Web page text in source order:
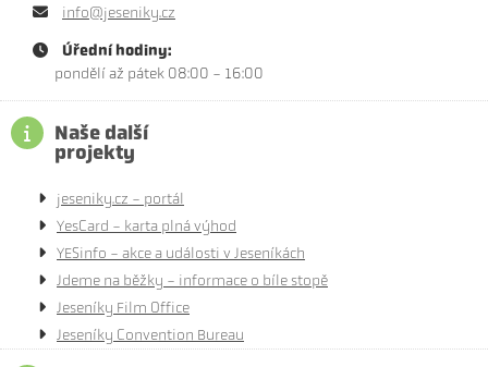
info@jeseniky.cz
Úřední hodiny:
pondělí až pátek 08:00 - 16:00
Naše další
projekty
jeseniky.cz - portál
YesCard - karta plná výhod
YESinfo - akce a události v Jeseníkách
Jdeme na běžky - informace o bíle stopě
Jeseníky Film Office
Jeseníky Convention Bureau